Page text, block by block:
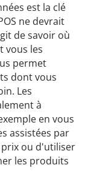
est la clé
ne devrait
de savoir où
vous les
permet
dont vous
Les
à
en vous
assistées par
ou d'utiliser
les produits